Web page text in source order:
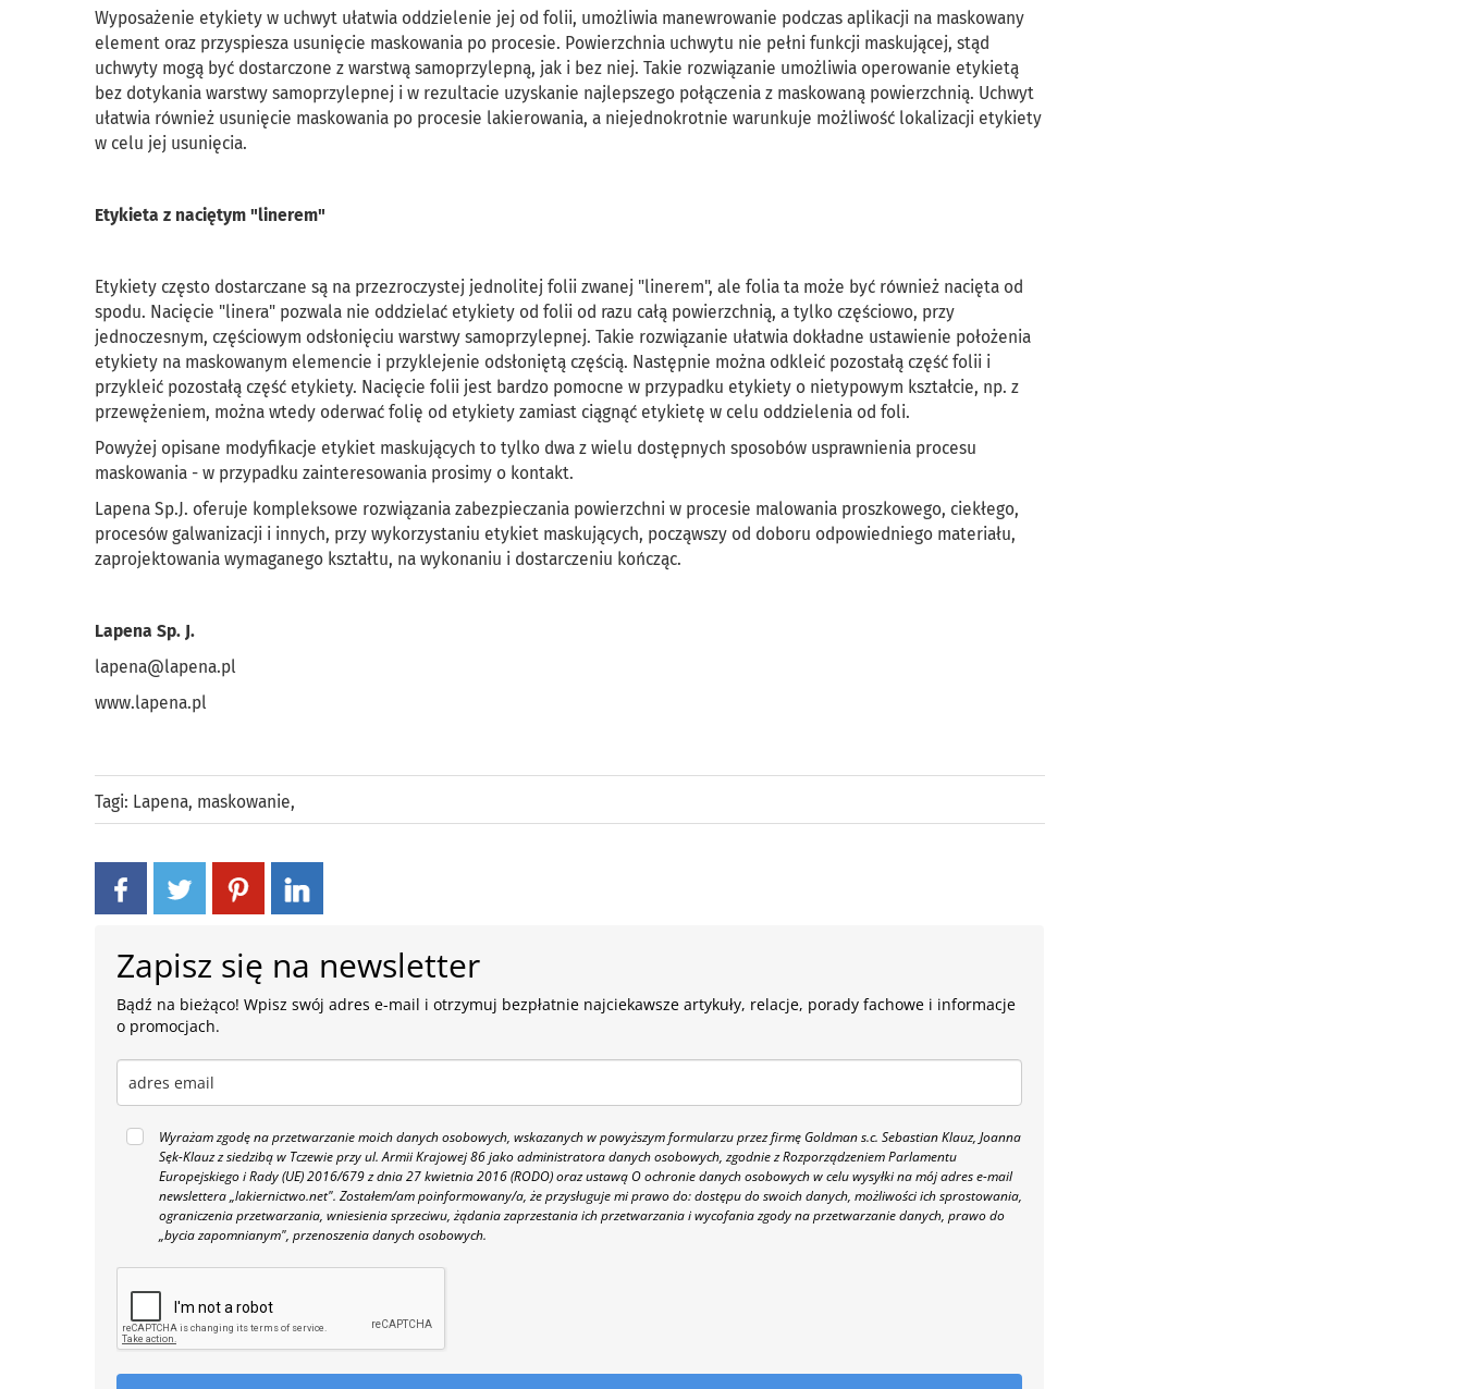
Wyposażenie etykiety w uchwyt ułatwia oddzielenie jej od folii, umożliwia manewrowanie podczas aplikacji na maskowany
element oraz przyspiesza usunięcie maskowania po procesie. Powierzchnia uchwytu nie pełni funkcji maskującej, stąd
uchwyty mogą być dostarczone z warstwą samoprzylepną, jak i bez niej. Takie rozwiązanie umożliwia operowanie etykietą
bez dotykania warstwy samoprzylepnej i w rezultacie uzyskanie najlepszego połączenia z maskowaną powierzchnią. Uchwyt
ułatwia również usunięcie maskowania po procesie lakierowania, a niejednokrotnie warunkuje możliwość lokalizacji etykiety
w celu jej usunięcia.
Etykieta z naciętym "linerem"
Etykiety często dostarczane są na przezroczystej jednolitej folii zwanej "linerem", ale folia ta może być również nacięta od
spodu. Nacięcie "linera" pozwala nie oddzielać etykiety od folii od razu całą powierzchnią, a tylko częściowo, przy
jednoczesnym, częściowym odsłonięciu warstwy samoprzylepnej. Takie rozwiązanie ułatwia dokładne ustawienie położenia
etykiety na maskowanym elemencie i przyklejenie odsłoniętą częścią. Następnie można odkleić pozostałą część folii i
przykleić pozostałą część etykiety. Nacięcie folii jest bardzo pomocne w przypadku etykiety o nietypowym kształcie, np. z
przewężeniem, można wtedy oderwać folię od etykiety zamiast ciągnąć etykietę w celu oddzielenia od foli.
Powyżej opisane modyfikacje etykiet maskujących to tylko dwa z wielu dostępnych sposobów usprawnienia procesu
maskowania - w przypadku zainteresowania prosimy o kontakt.
Lapena Sp.J. oferuje kompleksowe rozwiązania zabezpieczania powierzchni w procesie malowania proszkowego, ciekłego,
procesów galwanizacji i innych, przy wykorzystaniu etykiet maskujących, począwszy od doboru odpowiedniego materiału,
zaprojektowania wymaganego kształtu, na wykonaniu i dostarczeniu kończąc.
Lapena Sp. J.
lapena@lapena.pl
www.lapena.pl
Tagi: Lapena, maskowanie,
Zapisz się na newsletter
Bądź na bieżąco! Wpisz swój adres e-mail i otrzymuj bezpłatnie najciekawsze artykuły, relacje, porady fachowe i informacje
o promocjach.
Wyrażam zgodę na przetwarzanie moich danych osobowych, wskazanych w powyższym formularzu przez firmę Goldman s.c. Sebastian Klauz, Joanna
Sęk-Klauz z siedzibą w Tczewie przy ul. Armii Krajowej 86 jako administratora danych osobowych, zgodnie z Rozporządzeniem Parlamentu
Europejskiego i Rady (UE) 2016/679 z dnia 27 kwietnia 2016 (RODO) oraz ustawą O ochronie danych osobowych w celu wysyłki na mój adres e-mail
newslettera „lakiernictwo.net". Zostałem/am poinformowany/a, że przysługuje mi prawo do: dostępu do swoich danych, możliwości ich sprostowania,
ograniczenia przetwarzania, wniesienia sprzeciwu, żądania zaprzestania ich przetwarzania i wycofania zgody na przetwarzanie danych, prawo do
„bycia zapomnianym", przenoszenia danych osobowych.